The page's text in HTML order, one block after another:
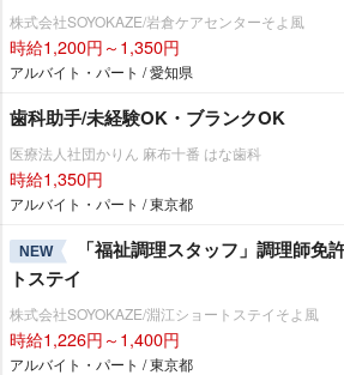
株式会社SOYOKAZE/岩倉ケアセンターそよ風
時給1,200円～1,350円
アルバイト・パート / 愛知県
歯科助手/未経験OK・ブランクOK
医療法人社団かりん 麻布十番 はな歯科
時給1,350円
アルバイト・パート / 東京都
NEW
「福祉調理スタッフ」調理師免
トステイ
株式会社SOYOKAZE/淵江ショートステイそよ風
時給1,226円～1,400円
アルバイト・パート / 東京都